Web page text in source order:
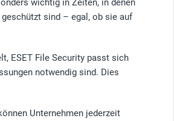
wichtig in Zeiten, in denen
sind – egal, ob sie auf
ESET File Security passt sich
notwendig sind. Dies
Unternehmen jederzeit